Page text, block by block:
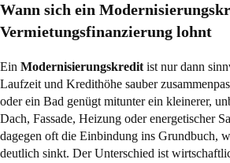
Wann sich ein
Vermietungsfinanzierung lohnt
Ein Modernisierungskredit ist nur dann
Laufzeit und Kredithöhe sauber
oder ein Bad genügt mitunter ein kleinerer,
Dach, Fassade, Heizung oder energetischer
dagegen oft die Einbindung ins Grundbuch,
deutlich sinkt. Der Unterschied ist